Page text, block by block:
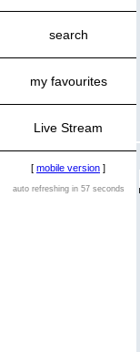
search
my favourites
Live Stream
[ mobile version ]
auto refreshing in 57 seconds